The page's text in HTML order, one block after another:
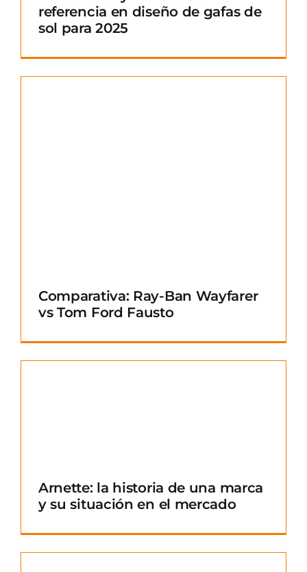
referencia en diseño de gafas de
sol para 2025
Comparativa: Ray-Ban Wayfarer
vs Tom Ford Fausto
Arnette: la historia de una marca
y su situación en el mercado